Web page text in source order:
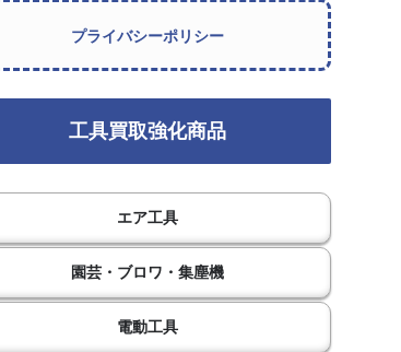
プライバシーポリシー
工具買取強化商品
エア工具
園芸・ブロワ・集塵機
電動工具